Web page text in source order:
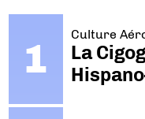
Culture
La